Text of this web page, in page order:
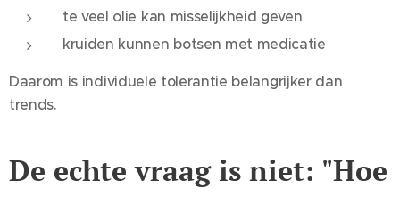
te veel olie kan misselijkheid geven
kruiden kunnen botsen met medicatie
Daarom is individuele tolerantie belangrijker dan
trends.
De echte vraag is niet: "Hoe